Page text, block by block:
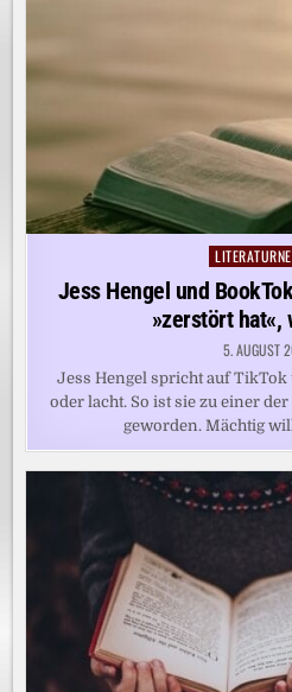
Posted
in
Jess Hengel und
»zerstört hat«,
5. AUGUST
Jess Hengel spricht auf TikTok
oder lacht. So ist sie zu einer
geworden. Mächtig